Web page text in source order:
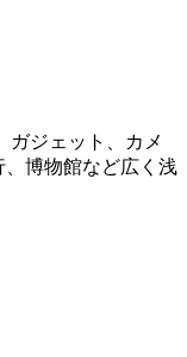
ガジェット、カメ
博物館など広く浅